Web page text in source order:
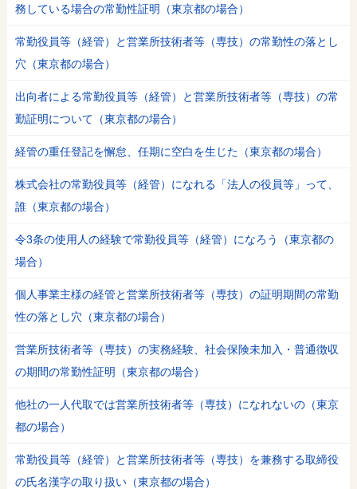
務している場合の常勤性証明（東京都の場合）
常勤役員等（経管）と営業所技術者等（専技）の常勤性の落とし
穴（東京都の場合）
出向者による常勤役員等（経管）と営業所技術者等（専技）の常
勤証明について（東京都の場合）
経管の重任登記を懈怠、任期に空白を生じた（東京都の場合）
株式会社の常勤役員等（経管）になれる「法人の役員等」って、
誰（東京都の場合）
令3条の使用人の経験で常勤役員等（経管）になろう（東京都の
場合）
個人事業主様の経管と営業所技術者等（専技）の証明期間の常勤
性の落とし穴（東京都の場合）
営業所技術者等（専技）の実務経験、社会保険未加入・普通徴収
の期間の常勤性証明（東京都の場合）
他社の一人代取では営業所技術者等（専技）になれないの（東京
都の場合）
常勤役員等（経管）と営業所技術者等（専技）を兼務する取締役
の氏名漢字の取り扱い（東京都の場合）